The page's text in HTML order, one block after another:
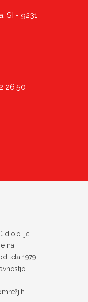
SI - 9231
26 50
d.o.o. je
na
leta 1979.